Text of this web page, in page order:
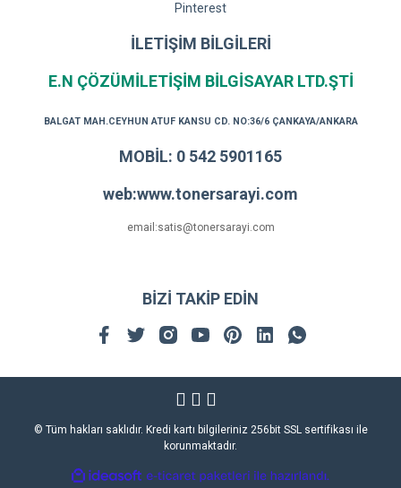
Pinterest
İLETİŞİM BİLGİLERİ
E.N ÇÖZÜMİLETİŞİM BİLGİSAYAR LTD.ŞTİ
BALGAT MAH.CEYHUN ATUF KANSU CD. NO:36/6 ÇANKAYA/ANKARA
MOBİL: 0 542 5901165
web:www.tonersarayi.com
email:satis@tonersarayi.com
BİZİ TAKİP EDİN
© Tüm hakları saklıdır. Kredi kartı bilgileriniz 256bit SSL sertifikası ile
korunmaktadır.
ideasoft
e-